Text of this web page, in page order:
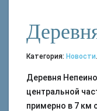
Категория: Новости.
Деревня
центральной
примерно в 7 км